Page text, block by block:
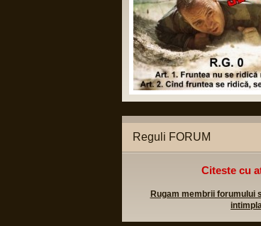
a. sa
b. sa
c. sa
d. sa
e. sa
de
Reguli FORUM
Citeste cu
Rugam membrii forumului